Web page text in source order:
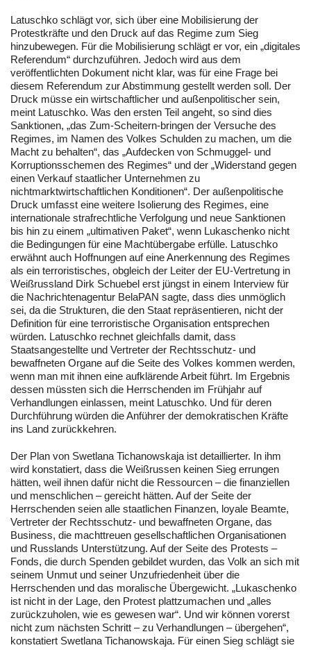
Latuschko schlägt vor, sich über eine Mobilisierung der
Protestkräfte und den Druck auf das Regime zum Sieg
hinzubewegen. Für die Mobilisierung schlägt er vor, ein „digitales
Referendum“ durchzuführen. Jedoch wird aus dem
veröffentlichten Dokument nicht klar, was für eine Frage bei
diesem Referendum zur Abstimmung gestellt werden soll. Der
Druck müsse ein wirtschaftlicher und außenpolitischer sein,
meint Latuschko. Was den ersten Teil angeht, so sind dies
Sanktionen, „das Zum-Scheitern-bringen der Versuche des
Regimes, im Namen des Volkes Schulden zu machen, um die
Macht zu behalten“, das „Aufdecken von Schmuggel- und
Korruptionsschemen des Regimes“ und der „Widerstand gegen
einen Verkauf staatlicher Unternehmen zu
nichtmarktwirtschaftlichen Konditionen“. Der außenpolitische
Druck umfasst eine weitere Isolierung des Regimes, eine
internationale strafrechtliche Verfolgung und neue Sanktionen
bis hin zu einem „ultimativen Paket“, wenn Lukaschenko nicht
die Bedingungen für eine Machtübergabe erfülle. Latuschko
erwähnt auch Hoffnungen auf eine Anerkennung des Regimes
als ein terroristisches, obgleich der Leiter der EU-Vertretung in
Weißrussland Dirk Schuebel erst jüngst in einem Interview für
die Nachrichtenagentur BelaPAN sagte, dass dies unmöglich
sei, da die Strukturen, die den Staat repräsentieren, nicht der
Definition für eine terroristische Organisation entsprechen
würden. Latuschko rechnet gleichfalls damit, dass
Staatsangestellte und Vertreter der Rechtsschutz- und
bewaffneten Organe auf die Seite des Volkes kommen werden,
wenn man mit ihnen eine aufklärende Arbeit führt. Im Ergebnis
dessen müssten sich die Herrschenden im Frühjahr auf
Verhandlungen einlassen, meint Latuschko. Und für deren
Durchführung würden die Anführer der demokratischen Kräfte
ins Land zurückkehren.
Der Plan von Swetlana Tichanowskaja ist detaillierter. In ihm
wird konstatiert, dass die Weißrussen keinen Sieg errungen
hätten, weil ihnen dafür nicht die Ressourcen – die finanziellen
und menschlichen – gereicht hätten. Auf der Seite der
Herrschenden seien alle staatlichen Finanzen, loyale Beamte,
Vertreter der Rechtsschutz- und bewaffneten Organe, das
Business, die machttreuen gesellschaftlichen Organisationen
und Russlands Unterstützung. Auf der Seite des Protests –
Fonds, die durch Spenden gebildet wurden, das Volk an sich mit
seinem Unmut und seiner Unzufriedenheit über die
Herrschenden und das moralische Übergewicht. „Lukaschenko
ist nicht in der Lage, den Protest plattzumachen und „alles
zurückzuholen, wie es gewesen war“. Und wir können vorerst
nicht zum nächsten Schritt – zu Verhandlungen – übergehen“,
konstatiert Swetlana Tichanowskaja. Für einen Sieg schlägt sie